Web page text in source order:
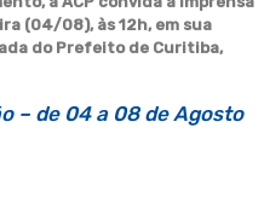
(04/08), às 12h, em sua
do Prefeito de Curitiba,
– de 04 a 08 de Agosto